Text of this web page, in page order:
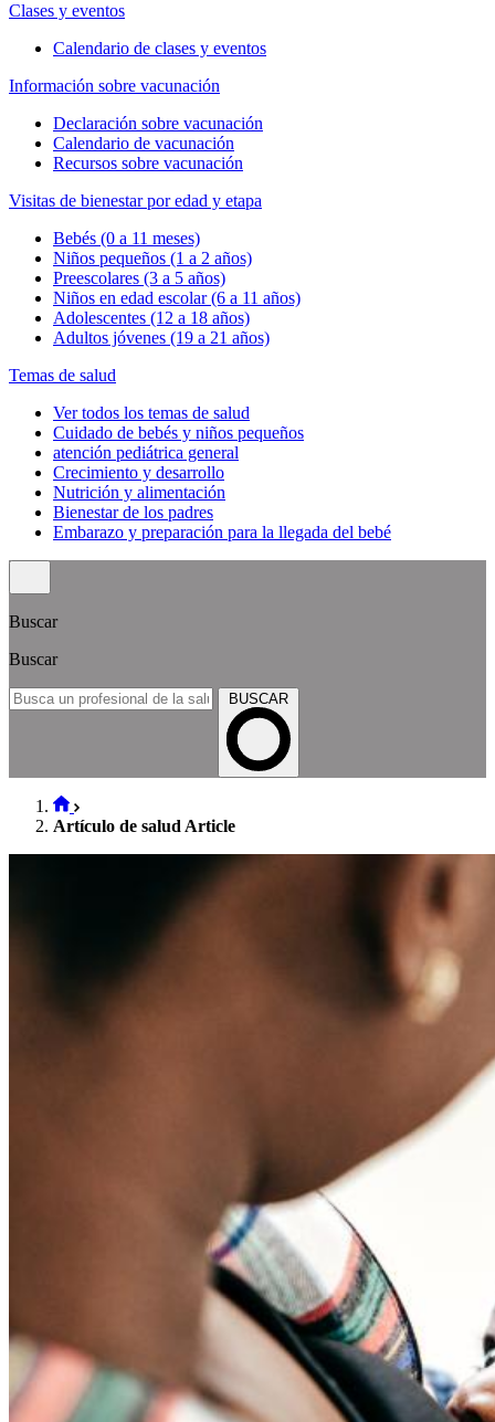
Clases y eventos
Calendario de clases y eventos
Información sobre vacunación
Declaración sobre vacunación
Calendario de vacunación
Recursos sobre vacunación
Visitas de bienestar por edad y etapa
Bebés (0 a 11 meses)
Niños pequeños (1 a 2 años)
Preescolares (3 a 5 años)
Niños en edad escolar (6 a 11 años)
Adolescentes (12 a 18 años)
Adultos jóvenes (19 a 21 años)
Temas de salud
Ver todos los temas de salud
Cuidado de bebés y niños pequeños
atención pediátrica general
Crecimiento y desarrollo
Nutrición y alimentación
Bienestar de los padres
Embarazo y preparación para la llegada del bebé
Buscar
Buscar
BUSCAR
Artículo de salud Article